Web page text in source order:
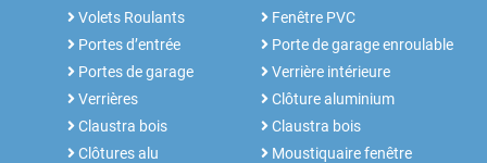
Volets Roulants
Portes d’entrée
Portes de garage
Verrières
Claustra bois
Clôtures alu
Fenêtre PVC
Porte de garage enroulable
Verrière intérieure
Clôture aluminium
Claustra bois
Moustiquaire fenêtre